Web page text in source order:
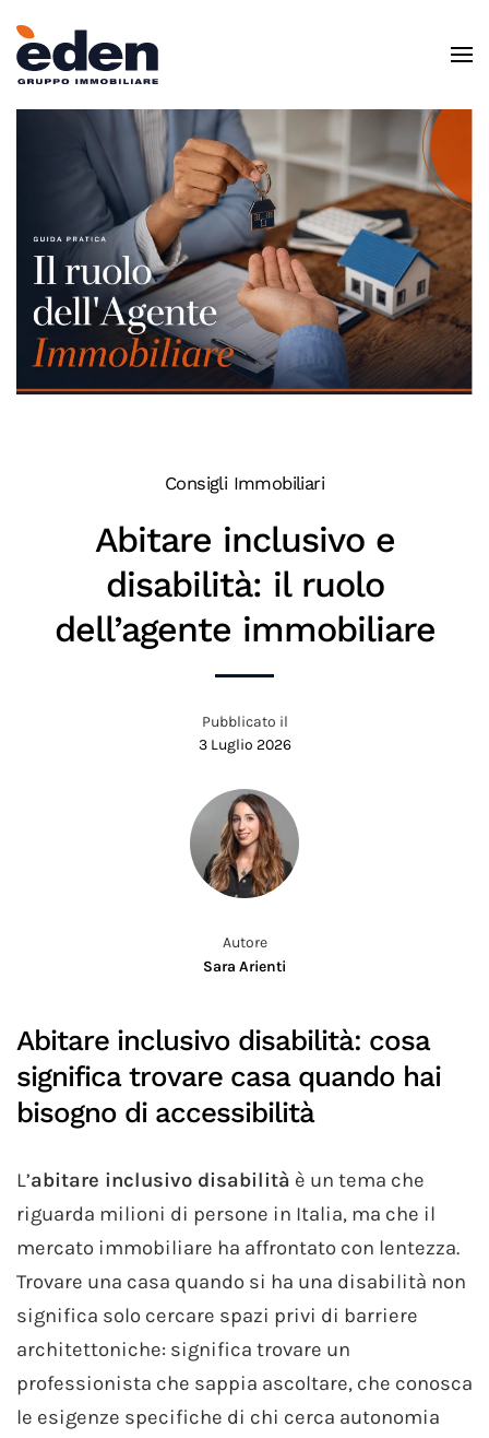
Skip to main content
Consigli Immobiliari
Abitare inclusivo e
disabilità: il ruolo
dell’agente immobiliare
Pubblicato il
3 Luglio 2026
Autore
Sara Arienti
Abitare inclusivo disabilità: cosa
significa trovare casa quando hai
bisogno di accessibilità
L’abitare inclusivo disabilità è un tema che
riguarda milioni di persone in Italia, ma che il
mercato immobiliare ha affrontato con lentezza.
Trovare una casa quando si ha una disabilità non
significa solo cercare spazi privi di barriere
architettoniche: significa trovare un
professionista che sappia ascoltare, che conosca
le esigenze specifiche di chi cerca autonomia